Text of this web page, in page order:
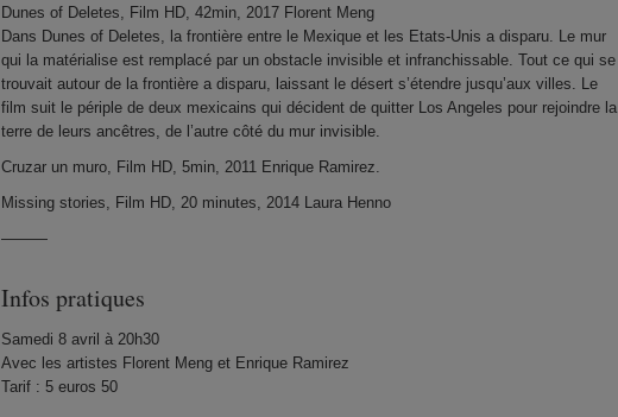
Dunes of Deletes, Film HD, 42min, 2017 Florent Meng
Dans Dunes of Deletes, la frontière entre le Mexique et les Etats-Unis a disparu. Le mur
qui la matérialise est remplacé par un obstacle invisible et infranchissable. Tout ce qui se
trouvait autour de la frontière a disparu, laissant le désert s’étendre jusqu’aux villes. Le
film suit le périple de deux mexicains qui décident de quitter Los Angeles pour rejoindre la
terre de leurs ancêtres, de l’autre côté du mur invisible.
Cruzar un muro, Film HD, 5min, 2011 Enrique Ramirez.
Missing stories, Film HD, 20 minutes, 2014 Laura Henno
———
Infos pratiques
Samedi 8 avril à 20h30
Avec les artistes Florent Meng et Enrique Ramirez
Tarif : 5 euros 50